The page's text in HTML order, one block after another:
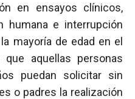
en ensayos clínicos,
humana e interrupción
mayoría de edad en el
aquellas personas
puedan solicitar sin
o padres la realización